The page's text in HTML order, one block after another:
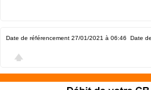
Date de référencement 27/01/2021 à 06:46 Date